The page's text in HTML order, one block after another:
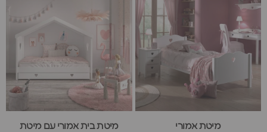
מיטת אמורי
מיטת בית אמורי עם מיטת